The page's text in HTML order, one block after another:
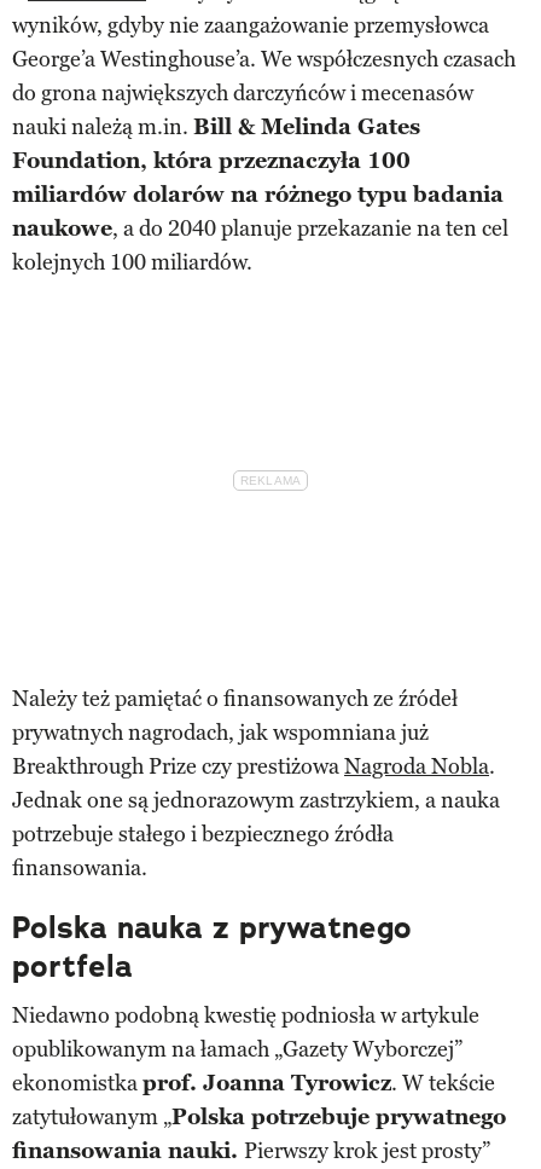
wyników, gdyby nie zaangażowanie przemysłowca
George’a Westinghouse’a. We współczesnych czasach
do grona największych darczyńców i mecenasów
nauki należą m.in. Bill & Melinda Gates
Foundation, która przeznaczyła 100
miliardów dolarów na różnego typu badania
naukowe, a do 2040 planuje przekazanie na ten cel
kolejnych 100 miliardów.
Należy też pamiętać o finansowanych ze źródeł
prywatnych nagrodach, jak wspomniana już
Breakthrough Prize czy prestiżowaNagroda Nobla.
Jednak one są jednorazowym zastrzykiem, a nauka
potrzebuje stałego i bezpiecznego źródła
finansowania.
Polska nauka z prywatnego
portfela
Niedawno podobną kwestię podniosła w artykule
opublikowanym na łamach „Gazety Wyborczej”
ekonomistkaprof. Joanna Tyrowicz. W tekście
zatytułowanym „Polska potrzebuje prywatnego
finansowania nauki. Pierwszy krok jest prosty”